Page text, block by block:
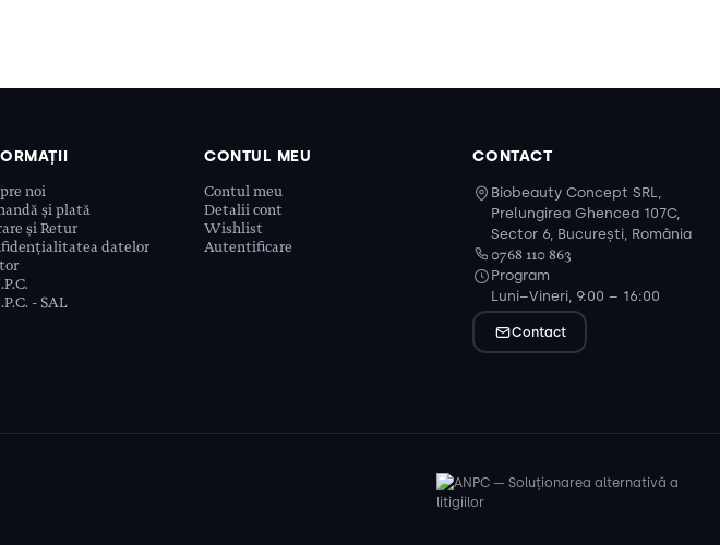
noi
și plată
și Retur
datelor
- SAL
CONTUL MEU
Contul meu
Detalii cont
Wishlist
Autentificare
CONTACT
Biobeauty Concept SRL,
Prelungirea Ghencea 107C,
Sector 6, București, România
0768 110 863
Program
Luni–Vineri, 9:00 – 16:00
Contact